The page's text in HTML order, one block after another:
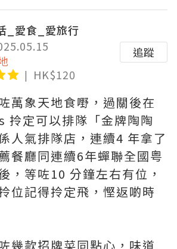
_愛食_愛旅行
HK$120
追蹤
萬象天地食嘢，過關後在
拎定可以排隊「金牌陶陶
人氣排隊店，連續4 年拿了
餐廳同連續6年蟬聯全國粤
，等咗10 分鐘左右有位，
位記得拎定飛，慳返啲時
幾款招牌菜同點心，味道